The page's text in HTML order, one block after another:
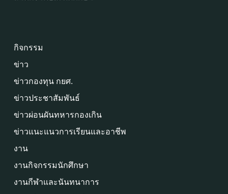
กิจกรรม
ข่าว
ข่าวกองทุน กยศ.
ข่าวประชาสัมพันธ์
ข่าวผ่อนผันทหารกองเกิน
ข่าวแนะแนวการเรียนและอาชีพ
งาน
งานกิจกรรมนักศึกษา
งานกีฬาและนันทนาการ